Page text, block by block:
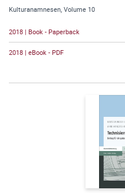
Kulturanamnesen, Volume 10
2018 | Book - Paperback
2018 | eBook - PDF